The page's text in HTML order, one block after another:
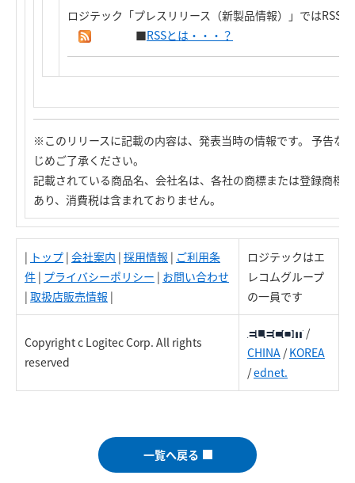
ロジテック「プレスリリース（新製品情報）」ではRSS
■RSSとは・・・？
※このリリースに記載の内容は、発表当時の情報です。 予告な
じめご了承ください。
記載されている商品名、会社名は、各社の商標または登録商標
あり、消費税は含まれておりません。
| トップ | 会社案内 | 採用情報 | ご利用条
件 | プライバシーポリシー | お問い合わせ
| 取扱店販売情報 |
ロジテックはエ
レコムグループ
の一員です
Copyright c Logitec Corp. All rights
reserved
/
CHINA /KOREA
/ednet.
一覧へ戻る